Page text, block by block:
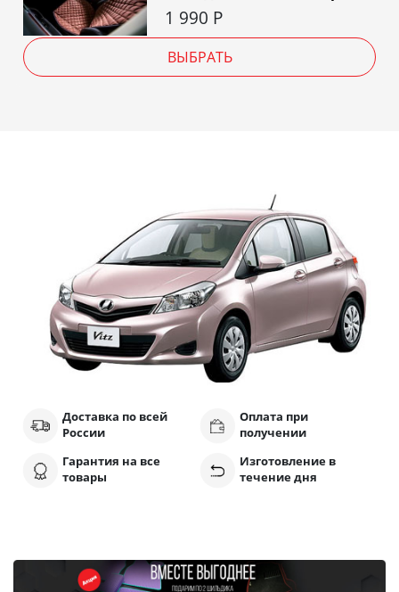
1 990 Р
ВЫБРАТЬ
Доставка по всей
России
Оплата при
получении
Гарантия на все
товары
Изготовление в
течение дня